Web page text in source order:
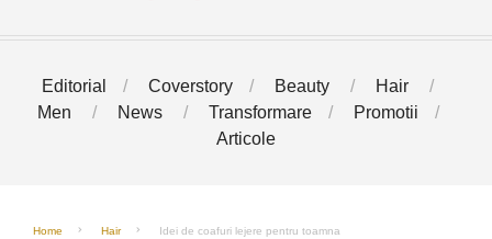
Editorial Coverstory Beauty
Hair
Men
News Transformare
Promotii
Articole
Home Hair Idei de coafuri lejere pentru toamna